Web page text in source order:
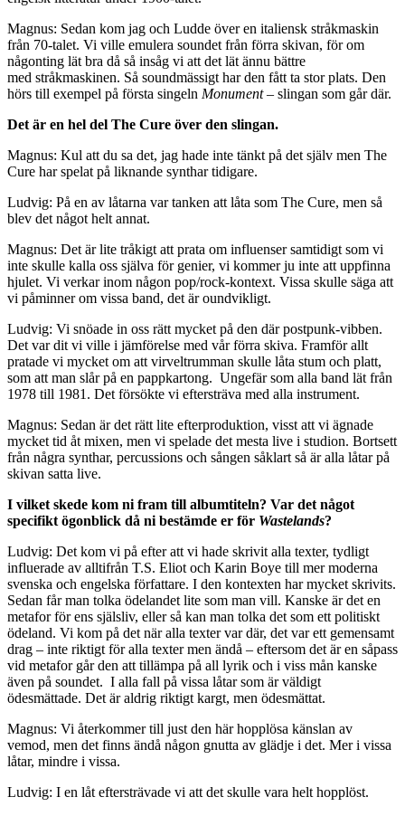
Magnus: Sedan kom jag och Ludde över en italiensk stråkmaskin
från 70-talet. Vi ville emulera soundet från förra skivan, för om
någonting lät bra då så insåg vi att det lät ännu bättre
med stråkmaskinen. Så soundmässigt har den fått ta stor plats. Den
hörs till exempel på första singeln Monument– slingan som går där.
Det är en hel del The Cure över den slingan.
Magnus: Kul att du sa det, jag hade inte tänkt på det själv men The
Cure har spelat på liknande synthar tidigare.
Ludvig: På en av låtarna var tanken att låta som The Cure, men så
blev det något helt annat.
Magnus: Det är lite tråkigt att prata om influenser samtidigt som vi
inte skulle kalla oss själva för genier, vi kommer ju inte att uppfinna
hjulet. Vi verkar inom någon pop/rock-kontext. Vissa skulle säga att
vi påminner om vissa band, det är oundvikligt.
Ludvig: Vi snöade in oss rätt mycket på den där postpunk-vibben.
Det var dit vi ville i jämförelse med vår förra skiva. Framför allt
pratade vi mycket om att virveltrumman skulle låta stum och platt,
som att man slår på en pappkartong. Ungefär som alla band lät från
1978 till 1981. Det försökte vi eftersträva med alla instrument.
Magnus: Sedan är det rätt lite efterproduktion, visst att vi ägnade
mycket tid åt mixen, men vi spelade det mesta live i studion. Bortsett
från några synthar, percussions och sången såklart så är alla låtar på
skivan satta live.
I vilket skede kom ni fram till albumtiteln? Var det något
specifikt ögonblick då ni bestämde er för Wastelands?
Ludvig: Det kom vi på efter att vi hade skrivit alla texter, tydligt
influerade av alltifrån T.S. Eliot och Karin Boye till mer moderna
svenska och engelska författare. I den kontexten har mycket skrivits.
Sedan får man tolka ödelandet lite som man vill. Kanske är det en
metafor för ens själsliv, eller så kan man tolka det som ett politiskt
ödeland. Vi kom på det när alla texter var där, det var ett gemensamt
drag – inte riktigt för alla texter men ändå – eftersom det är en såpass
vid metafor går den att tillämpa på all lyrik och i viss mån kanske
även på soundet. I alla fall på vissa låtar som är väldigt
ödesmättade. Det är aldrig riktigt kargt, men ödesmättat.
Magnus: Vi återkommer till just den här hopplösa känslan av
vemod, men det finns ändå någon gnutta av glädje i det. Mer i vissa
låtar, mindre i vissa.
Ludvig: I en låt eftersträvade vi att det skulle vara helt hopplöst.